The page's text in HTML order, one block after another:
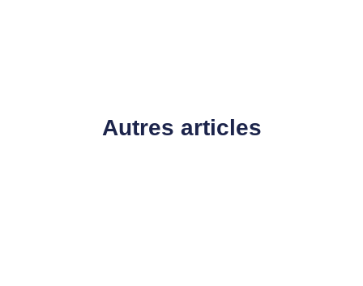
Autres articles